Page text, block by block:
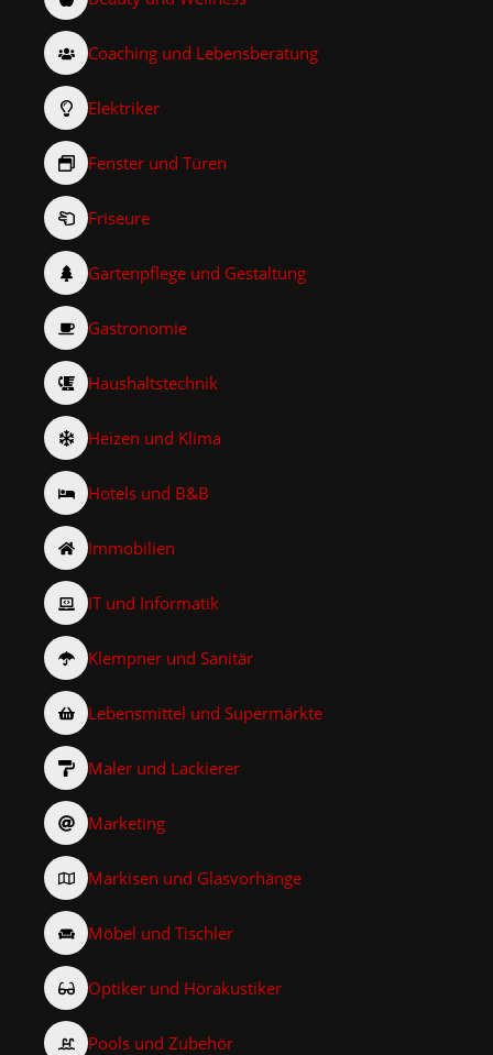
Coaching und Lebensberatung
Elektriker
Fenster und Türen
Friseure
Gartenpflege und Gestaltung
Gastronomie
Haushaltstechnik
Heizen und Klima
Hotels und B&B
Immobilien
IT und Informatik
Klempner und Sanitär
Lebensmittel und Supermärkte
Maler und Lackierer
Marketing
Markisen und Glasvorhänge
Möbel und Tischler
Optiker und Hörakustiker
Pools und Zubehör